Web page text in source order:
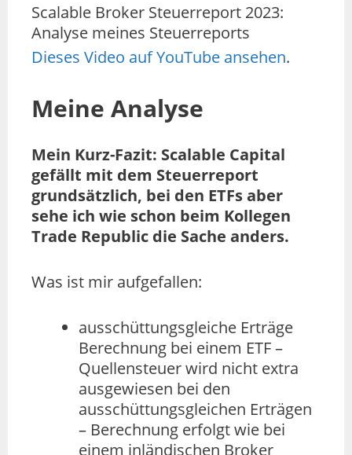
Scalable Broker Steuerreport 2023:
Analyse meines Steuerreports
Dieses Video auf YouTube ansehen.
Meine Analyse
Mein Kurz-Fazit: Scalable Capital
gefällt mit dem Steuerreport
grundsätzlich, bei den ETFs aber
sehe ich wie schon beim Kollegen
Trade Republic die Sache anders.
Was ist mir aufgefallen:
ausschüttungsgleiche Erträge
Berechnung bei einem ETF –
Quellensteuer wird nicht extra
ausgewiesen bei den
ausschüttungsgleichen Erträgen
– Berechnung erfolgt wie bei
einem inländischen Broker